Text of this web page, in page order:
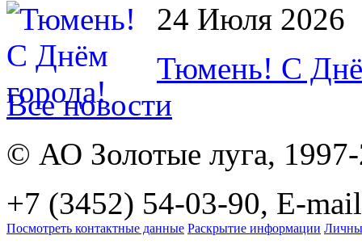
24 Июля 2026
Тюмень! С
Все новости
© АО Золотые луга,
+7 (3452) 54-03-90, E-
Посмотреть контактные данные Раскрытие информации